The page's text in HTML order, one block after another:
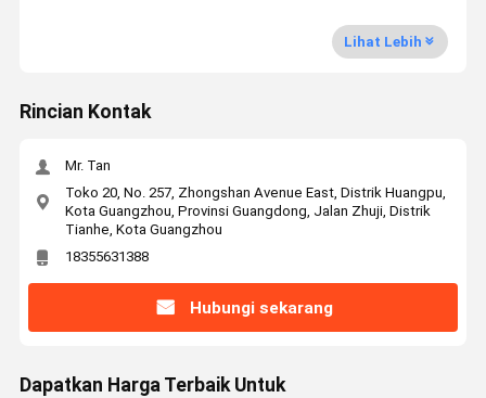
Lihat Lebih
Rincian Kontak
Mr. Tan
Toko 20, No. 257, Zhongshan Avenue East, Distrik Huangpu,
Kota Guangzhou, Provinsi Guangdong, Jalan Zhuji, Distrik
Tianhe, Kota Guangzhou
18355631388
Hubungi sekarang
Dapatkan Harga Terbaik Untuk